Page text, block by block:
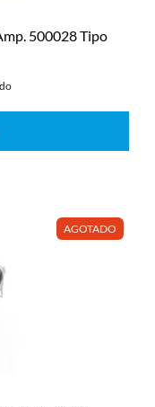
500028 Tipo
AGOTADO